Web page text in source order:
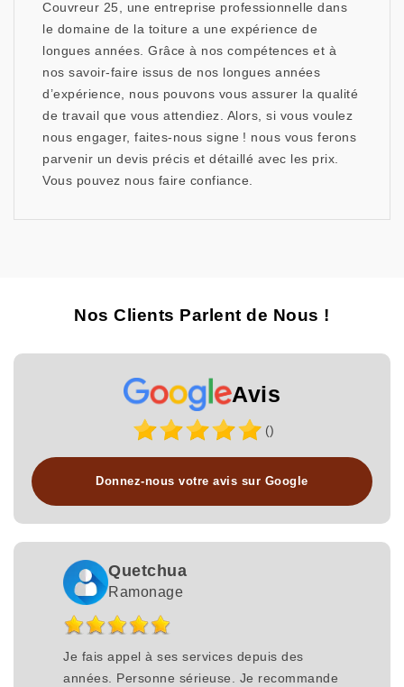
Couvreur 25, une entreprise professionnelle dans
le domaine de la toiture a une expérience de
longues années. Grâce à nos compétences et à
nos savoir-faire issus de nos longues années
d’expérience, nous pouvons vous assurer la qualité
de travail que vous attendiez. Alors, si vous voulez
nous engager, faites-nous signe ! nous vous ferons
parvenir un devis précis et détaillé avec les prix.
Vous pouvez nous faire confiance.
Nos Clients Parlent de Nous !
Avis
()
Donnez-nous votre avis sur Google
Quetchua
Ramonage
Je fais appel à ses services depuis des
années. Personne sérieuse. Je recommande